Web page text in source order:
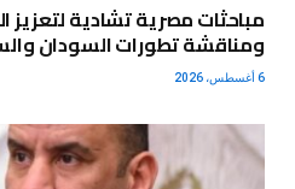
مباحثات مصرية تشادية لتعزيز
ومناقشة تطورات السودان
6 أغسطس، 2026